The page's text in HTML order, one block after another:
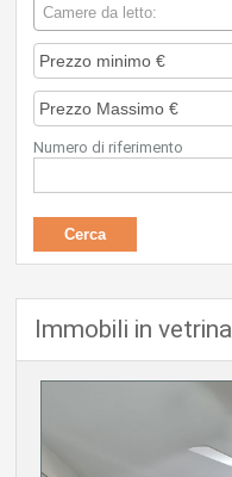
Camere da letto:
Numero di riferimento
Immobili in vetrina